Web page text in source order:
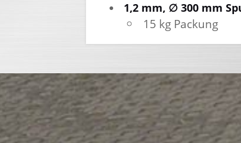
1,2 mm, ∅ 300 mm
15 kg Packung